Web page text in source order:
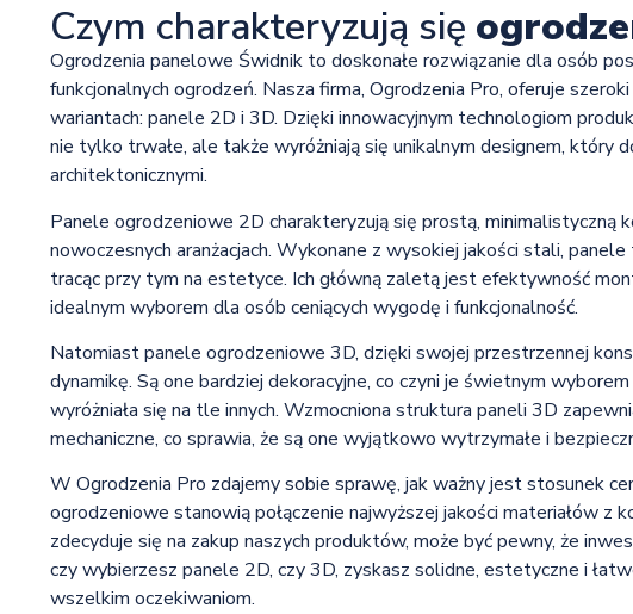
Czym charakteryzują się
Ogrodzenia panelowe Świdnik to doskonałe rozwiązanie dla osób
funkcjonalnych ogrodzeń. Nasza firma, Ogrodzenia Pro, oferuje
wariantach: panele 2D i 3D. Dzięki innowacyjnym technologiom
nie tylko trwałe, ale także wyróżniają się unikalnym designem, który
architektonicznymi.
Panele ogrodzeniowe 2D charakteryzują się prostą, minimalistyczną
nowoczesnych aranżacjach. Wykonane z wysokiej jakości stali,
tracąc przy tym na estetyce. Ich główną zaletą jest efektywność
idealnym wyborem dla osób ceniących wygodę i funkcjonalność.
Natomiast panele ogrodzeniowe 3D, dzięki swojej przestrzennej
dynamikę. Są one bardziej dekoracyjne, co czyni je świetnym
wyróżniała się na tle innych. Wzmocniona struktura paneli 3D
mechaniczne, co sprawia, że są one wyjątkowo wytrzymałe i
W Ogrodzenia Pro zdajemy sobie sprawę, jak ważny jest stosunek
ogrodzeniowe stanowią połączenie najwyższej jakości materiałów z
zdecyduje się na zakup naszych produktów, może być pewny, że
czy wybierzesz panele 2D, czy 3D, zyskasz solidne, estetyczne i
wszelkim oczekiwaniom.